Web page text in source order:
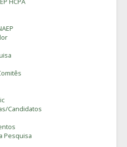
Candidatos
Pesquisa